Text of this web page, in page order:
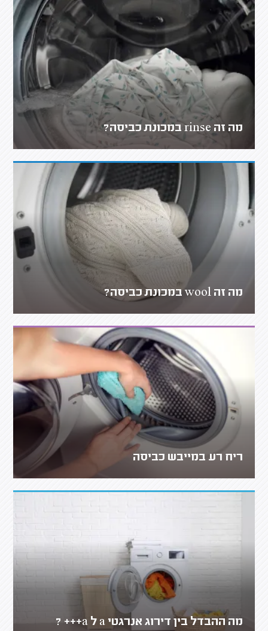
מה זה rinse במכונת כביסה?
מה זה wool במכונת כביסה?
ריח רע במייבש כביסה
מה ההבדל בין דירוג אנרגטי a ל a+++ ?